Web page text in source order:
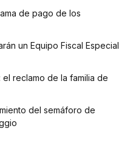
de pago de los
un Equipo Fiscal Especial
reclamo de la familia de
del semáforo de